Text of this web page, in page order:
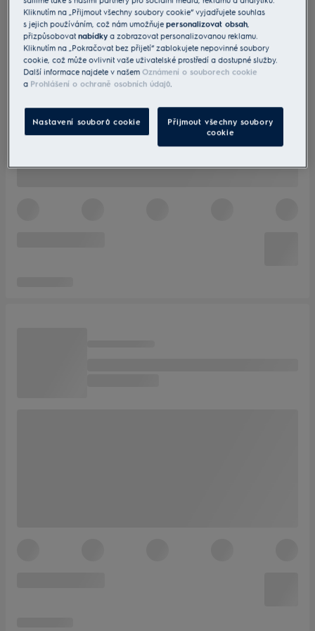
Kliknutím na „Přijmout všechny soubory cookie“ vyjadřujete souhlas
s jejich používáním, což nám umožňujepersonalizovat obsah
přizpůsobovatnabídky a zobrazovat personalizovanou reklamu.
Kliknutím na „Pokračovat bez přijetí“ zablokujete nepovinné soubory
cookie, což může ovlivnit vaše uživatelské prostředí a dostupné služby.
Další informace najdete v našemOznámení o souborech cookie
a Prohlášení o ochraně osobních údajů
Nastavení souborů cookie
Přijmout všechny soubory
cookie